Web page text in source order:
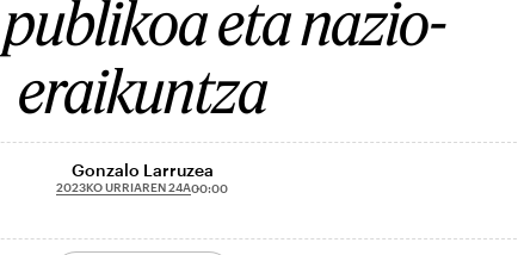
eta nazio-
eraikuntza
Gonzalo Larruzea
2023KO URRIAREN 24A00:00